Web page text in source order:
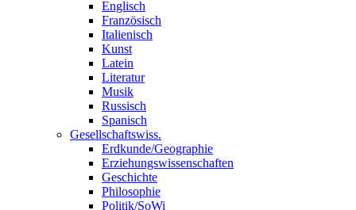
Englisch
Französisch
Italienisch
Kunst
Latein
Literatur
Musik
Russisch
Spanisch
Gesellschaftswiss.
Erdkunde/Geographie
Erziehungswissenschaften
Geschichte
Philosophie
Politik/SoWi